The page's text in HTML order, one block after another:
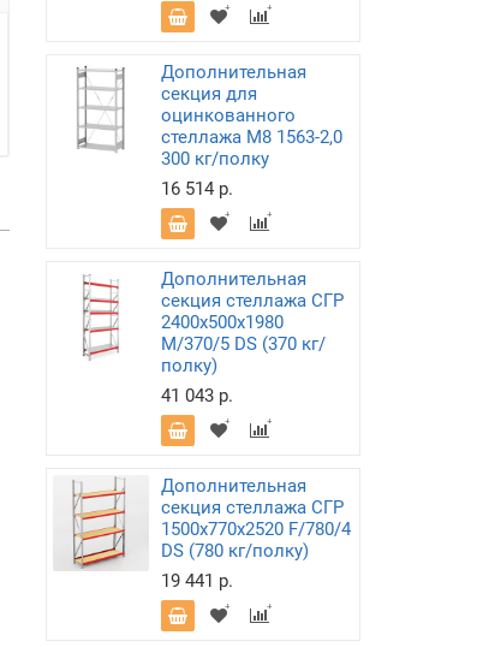
Дополнительная
секция для
оцинкованного
стеллажа М8 1563-2,0
300 кг/полку
16 514 р.
Дополнительная
секция стеллажа СГР
2400х500х1980
M/370/5 DS (370 кг/
полку)
41 043 р.
Дополнительная
секция стеллажа СГР
1500х770х2520 F/780/4
DS (780 кг/полку)
19 441 р.